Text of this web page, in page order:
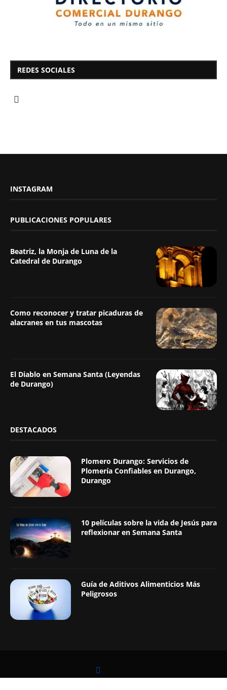
REDES SOCIALES
INSTAGRAM
PUBLICACIONES POPULARES
Beatriz, la Monja de Luna de la
Catedral de Durango
Como reconocer y tratar picaduras de
alacranes en tus mascotas
El Diablo en Semana Santa (Leyendas
de Durango)
DESTACADOS
Plomero Durango: Servicios de
Plomería Confiables en Durango,
Durango
10 películas sobre la vida de Jesús para
reflexionar en Semana Santa
Guía de Aditivos Alimenticios Más
Peligrosos